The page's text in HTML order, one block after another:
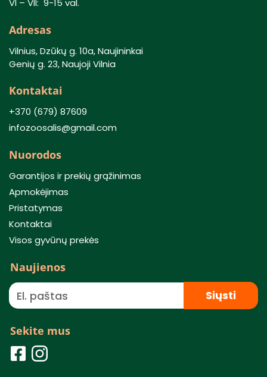
VI – VII: 9-15 val.
Adresas
Vilnius, Dzūkų g. 10a, Naujininkai
Genių g. 23, Naujoji Vilnia
Kontaktai
+370 (679) 87609
infozoosalis@gmail.com
Nuorodos
Garantijos ir prekių grąžinimas
Apmokėjimas
Pristatymas
Kontaktai
Visos gyvūnų prekės
Naujienos
Siųsti
Sekite mus